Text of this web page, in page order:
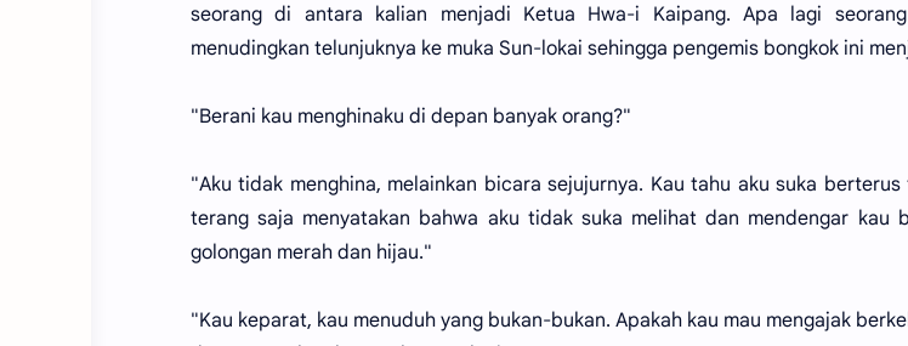
seorang di antara kalian menjadi Ketua Hwa-i Kaipang. Apa lagi
menudingkan telunjuknya ke muka Sun-lokai sehingga pengemis bongkok ini
"Berani kau menghinaku di depan banyak orang?"
"Aku tidak menghina, melainkan bicara sejujurnya. Kau tahu aku suka
terang saja menyatakan bahwa aku tidak suka melihat dan mendengar kau
golongan merah dan hijau."
"Kau keparat, kau menuduh yang bukan-bukan. Apakah kau mau mengajak